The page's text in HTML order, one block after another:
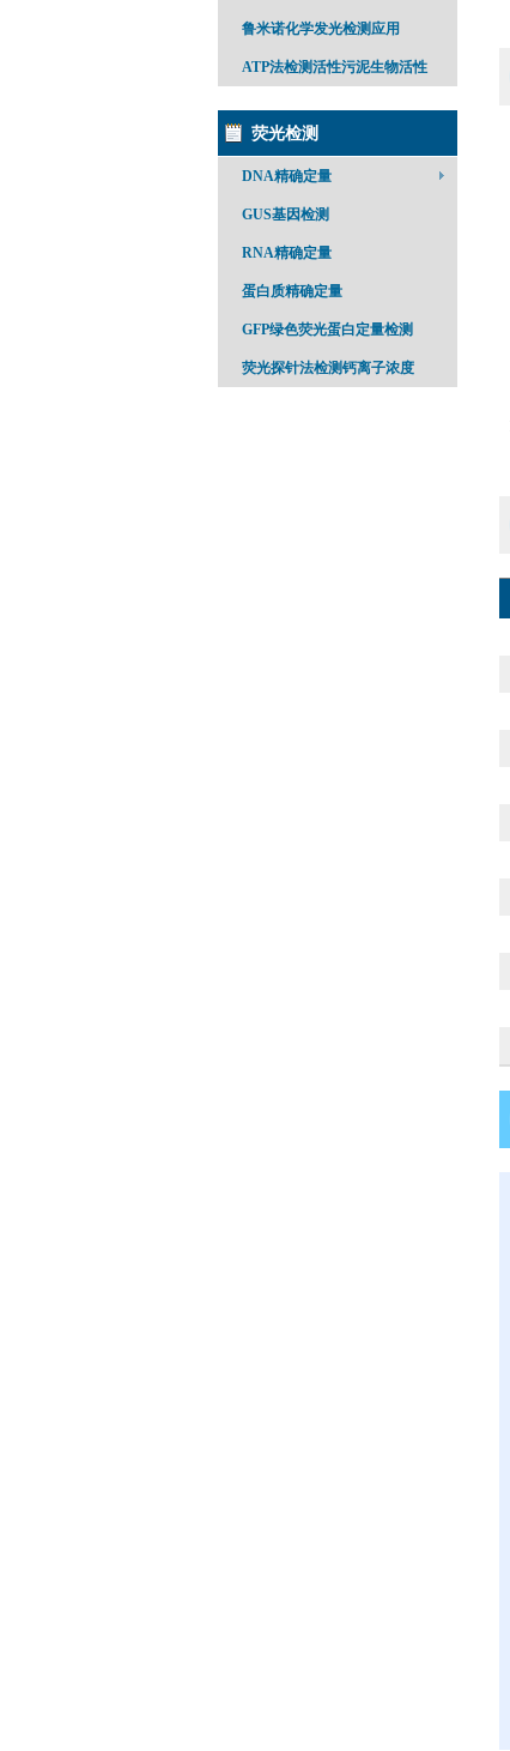
鲁米诺化学发光检测应用
ATP法检测活性污泥生物活性
荧光检测
DNA精确定量
GUS基因检测
RNA精确定量
蛋白质精确定量
GFP绿色荧光蛋白定量检测
荧光探针法检测钙离子浓度